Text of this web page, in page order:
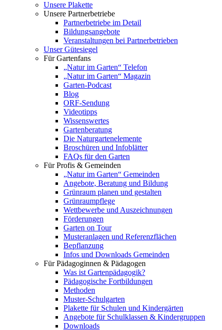
Unsere Plakette
Unsere Partnerbetriebe
Partnerbetriebe im Detail
Bildungsangebote
Veranstaltungen bei Partnerbetrieben
Unser Gütesiegel
Für Gartenfans
„Natur im Garten“ Telefon
„Natur im Garten“ Magazin
Garten-Podcast
Blog
ORF-Sendung
Videotipps
Wissenswertes
Gartenberatung
Die Naturgartenelemente
Broschüren und Infoblätter
FAQs für den Garten
Für Profis & Gemeinden
„Natur im Garten“ Gemeinden
Angebote, Beratung und Bildung
Grünraum planen und gestalten
Grünraumpflege
Wettbewerbe und Auszeichnungen
Förderungen
Garten on Tour
Musteranlagen und Referenzflächen
Bepflanzung
Infos und Downloads Gemeinden
Für Pädagoginnen & Pädagogen
Was ist Gartenpädagogik?
Pädagogische Fortbildungen
Methoden
Muster-Schulgarten
Plakette für Schulen und Kindergärten
Angebote für Schulklassen & Kindergruppen
Downloads